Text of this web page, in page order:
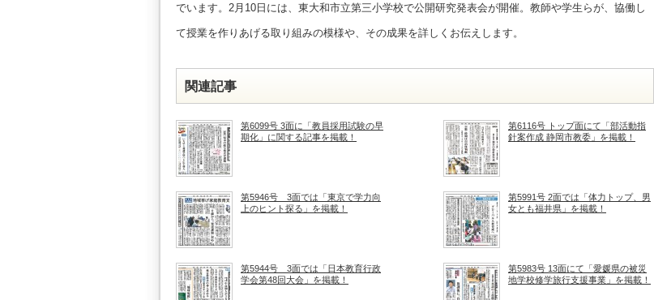
でいます。2月10日には、東大和市立第三小学校で公開研究発表会が開催。教師や学生らが、協働し
て授業を作りあげる取り組みの模様や、その成果を詳しくお伝えします。
関連記事
第6099号 3面に「教員採用試験の早
期化」に関する記事を掲載！
第6116号 トップ面にて「部活動指
針案作成 静岡市教委」を掲載！
第5946号 3面では「東京で学力向
上のヒント探る」を掲載！
第5991号 2面では「体力トップ、男
女とも福井県」を掲載！
第5944号 3面では「日本教育行政
学会第48回大会」を掲載！
第5983号 13面にて「愛媛県の被災
地学校修学旅行支援事業」を掲載！